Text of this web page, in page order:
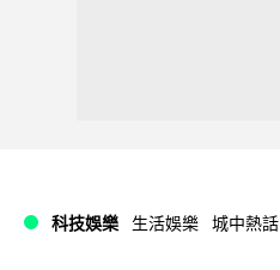
科技娛樂 生活娛樂 城中熱話